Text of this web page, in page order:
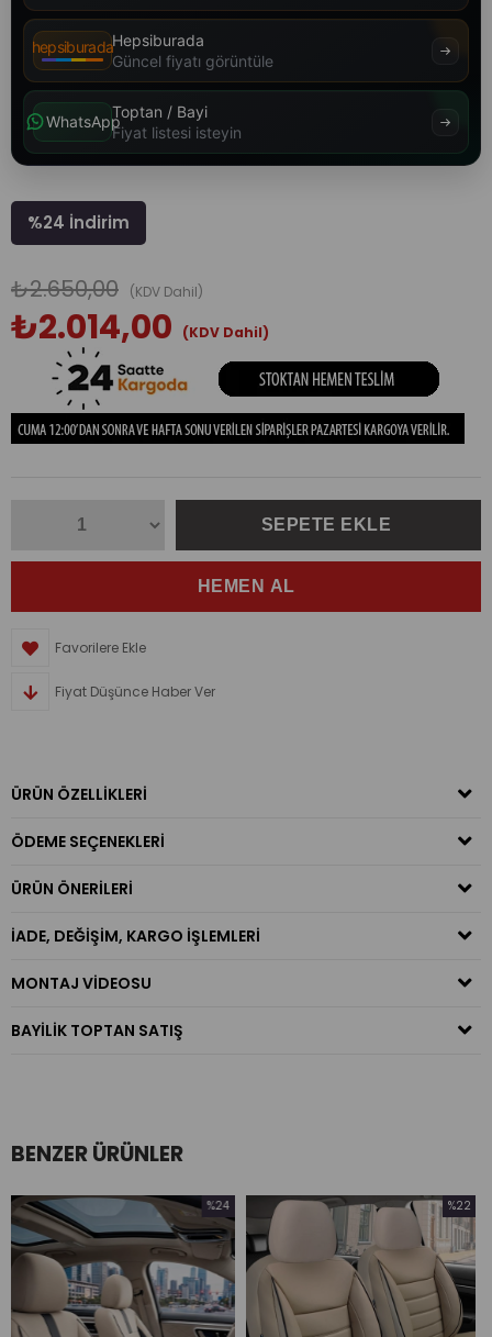
hepsiburadaHepsiburada
Güncel fiyatı görüntüle
WhatsApp
Toptan / Bayi
Fiyat listesi isteyin
%24 İndirim
₺2.650,00 (KDV Dahil)
₺2.014,00 (KDV Dahil)
Favorilere Ekle
Fiyat Düşünce Haber Ver
ÜRÜN ÖZELLIKLERI
ÖDEME SEÇENEKLERI
ÜRÜN ÖNERILERI
İADE, DEĞIŞIM, KARGO İŞLEMLERI
MONTAJ VIDEOSU
BAYILIK TOPTAN SATIŞ
BENZER ÜRÜNLER
%24
İndirim
%24İndirim
%22
%22İndirim